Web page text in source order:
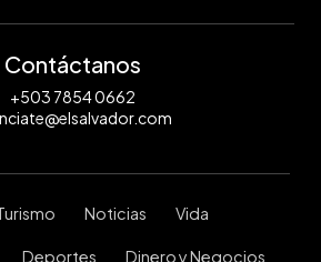
Contáctanos
+503 7854 0662
Noticias Vida
Deportes Dinero y Negocios